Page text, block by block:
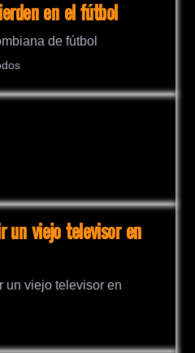
en el fútbol
un viejo televisor en